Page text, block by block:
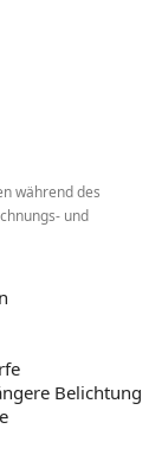
während des
und
Belichtung